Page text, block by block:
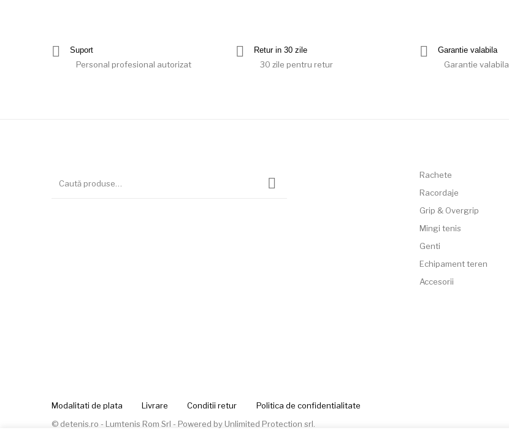
Suport
Personal profesional autorizat
Retur in 30 zile
30 zile pentru retur
Garantie valabila
Garantie valabila
Rachete
Racordaje
Grip & Overgrip
Mingi tenis
Genti
Echipament teren
Accesorii
Modalitati de plata Livrare Conditii retur
Politica de confidentialitate
© detenis.ro - Lumtenis Rom Srl - Powered byUnlimited Protection srl.